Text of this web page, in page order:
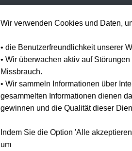
Wir verwenden Cookies und Daten,
• die Benutzerfreundlichkeit unserer
• Wir überwachen aktiv auf
Missbrauch.
• Wir sammeln Informationen über
gesammelten Informationen dienen
gewinnen und die Qualität dieser
Indem Sie die Option 'Alle
um